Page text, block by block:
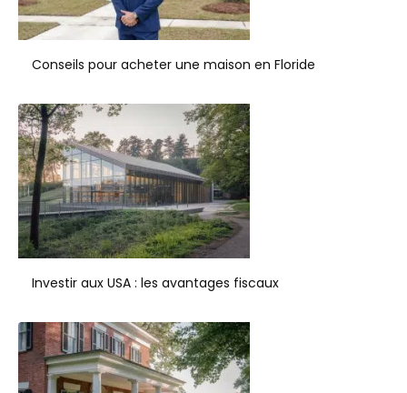
Conseils pour acheter une maison en Floride
Investir aux USA : les avantages fiscaux